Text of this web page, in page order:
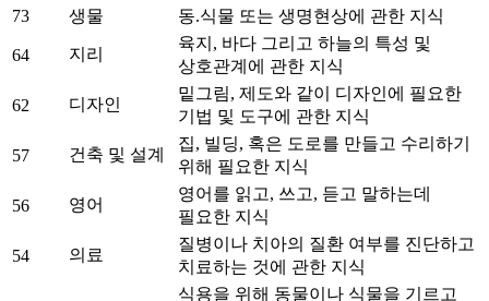
73 생물 동.식물 또는 생명현상에 관한 지식
64 지리
육지, 바다 그리고 하늘의 특성 및
상호관계에 관한 지식
62 디자인
밑그림, 제도와 같이 디자인에 필요한
기법 및 도구에 관한 지식
57 건축 및 설계
집, 빌딩, 혹은 도로를 만들고 수리하기
위해 필요한 지식
56 영어
영어를 읽고, 쓰고, 듣고 말하는데
필요한 지식
54 의료
질병이나 치아의 질환 여부를 진단하고
치료하는 것에 관한 지식
식용을 위해 동물이나 식물을 기르고